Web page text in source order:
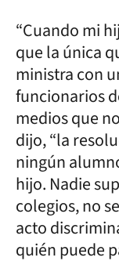
“Cuando mi
que la única
ministra con
funcionarios
medios que
dijo, “la
ningún
hijo. Nadie
colegios, no
acto
quién puede